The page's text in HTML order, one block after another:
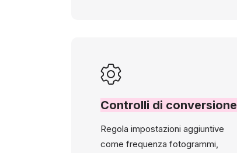
Controlli di conversione
Regola impostazioni aggiuntive
come frequenza fotogrammi,